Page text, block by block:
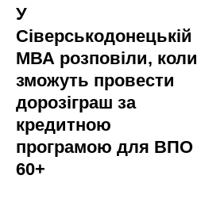
У
Сіверськодонецькій
МВА розповіли, коли
зможуть провести
дорозіграш за
кредитною
програмою для ВПО
60+